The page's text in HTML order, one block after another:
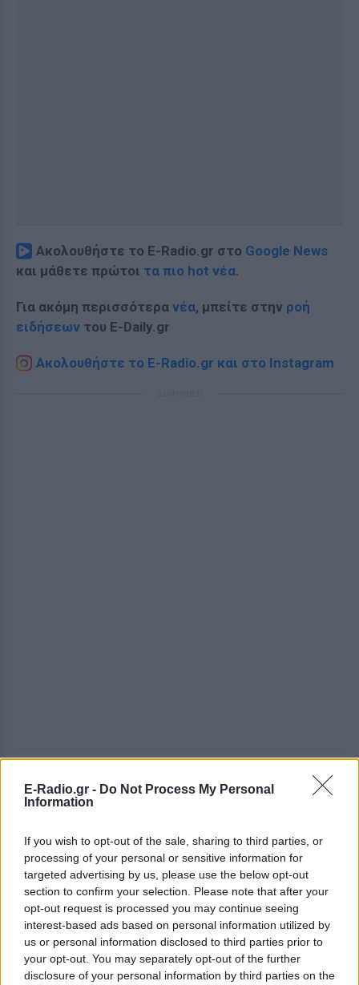
E-Radio.gr - Do Not Process My Personal
Information
If you wish to opt-out of the sale, sharing to third parties, or
processing of your personal or sensitive information for
targeted advertising by us, please use the below opt-out
section to confirm your selection. Please note that after your
opt-out request is processed you may continue seeing
interest-based ads based on personal information utilized by
us or personal information disclosed to third parties prior to
your opt-out. You may separately opt-out of the further
disclosure of your personal information by third parties on the
Ακολουθήστε το E-Radio.gr στο Google News
και μάθετε πρώτοι τα πιο hot νέα.
Για ακόμη περισσότερα νέα, μπείτε στην ροή
ειδήσεων του E-Daily.gr
Ακολουθήστε το E-Radio.gr και στο Instagram
ΔΕΙΤΕ ΕΠΙΣΗΣ
ΗΠΑ: 15χρονος με στολή
κλόουν δολοφόνησε
ηλικιωμένο σε στάση
λεωφορείου – Βίντεο του
δράστη γίνεται viral
ΣΉΜΕΡΑ
Ο έφηβος δράστης μαχαίρωσε
επανειλημμένα τον 78χρονο Τζον Γουέσλι